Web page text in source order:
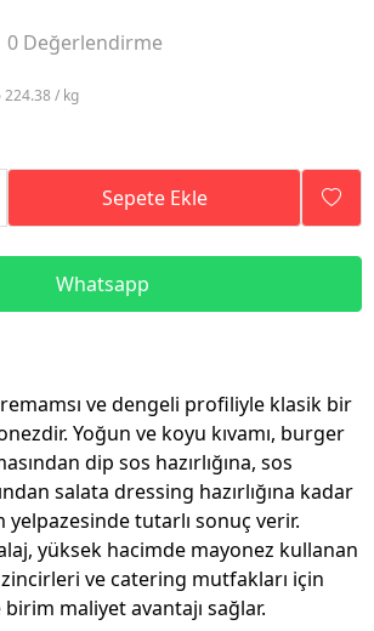
0 Değerlendirme
224.38 / kg
Sepete Ekle
Whatsapp
ve dengeli profiliyle klasik bir
Yoğun ve koyu kıvamı, burger
dip sos hazırlığına, sos
salata dressing hazırlığına kadar
yelpazesinde tutarlı sonuç verir.
yüksek hacimde mayonez kullanan
ve catering mutfakları için
maliyet avantajı sağlar.